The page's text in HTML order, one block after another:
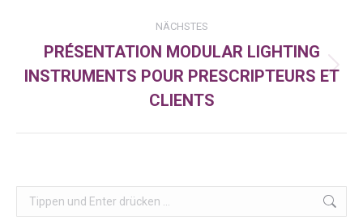
NÄCHSTES
Nächster
Beitrag:
PRÉSENTATION MODULAR LIGHTING
INSTRUMENTS POUR PRESCRIPTEURS ET
CLIENTS
Search: